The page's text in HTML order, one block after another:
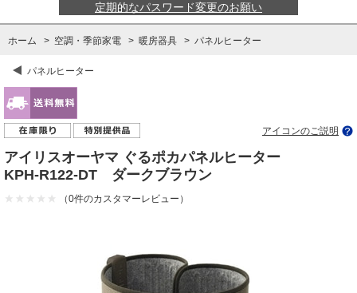
定期的なパスワード変更のお願い
ホーム > 空調・季節家電 > 暖房器具 > パネルヒーター
パネルヒーター
アイコンのご説明
アイリスオーヤマ ぐるポカパネルヒーター
KPH-R122-DT ダークブラウン
（0件のカスタマーレビュー）